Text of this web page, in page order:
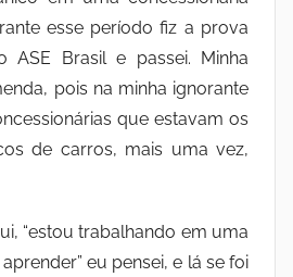
esse período fiz a prova
ASE Brasil e passei. Minha
pois na minha ignorante
que estavam os
de carros, mais uma vez,
“estou trabalhando em uma
eu pensei, e lá se foi